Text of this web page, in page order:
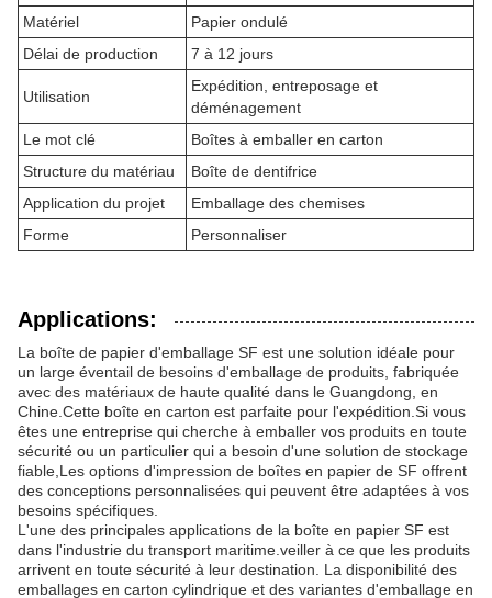
Matériel
Papier ondulé
Délai de production
7 à 12 jours
Utilisation
Expédition, entreposage et
déménagement
Le mot clé
Boîtes à emballer en carton
Structure du matériau
Boîte de dentifrice
Application du projet
Emballage des chemises
Forme
Personnaliser
Applications:
La boîte de papier d'emballage SF est une solution idéale pour
un large éventail de besoins d'emballage de produits, fabriquée
avec des matériaux de haute qualité dans le Guangdong, en
Chine.Cette boîte en carton est parfaite pour l'expédition.Si vous
êtes une entreprise qui cherche à emballer vos produits en toute
sécurité ou un particulier qui a besoin d'une solution de stockage
fiable,Les options d'impression de boîtes en papier de SF offrent
des conceptions personnalisées qui peuvent être adaptées à vos
besoins spécifiques.
L'une des principales applications de la boîte en papier SF est
dans l'industrie du transport maritime.veiller à ce que les produits
arrivent en toute sécurité à leur destination. La disponibilité des
emballages en carton cylindrique et des variantes d'emballage en